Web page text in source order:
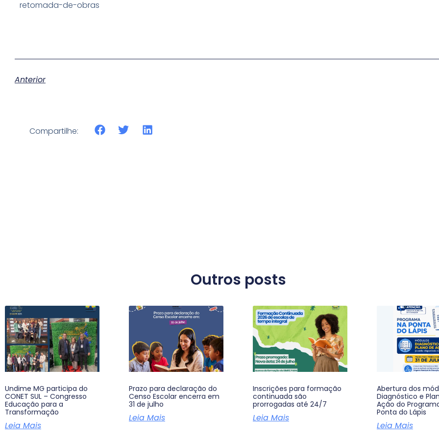
retomada-de-obras
Anterior
Compartilhe:
Outros posts
Undime MG participa do
CONET SUL – Congresso
Educação para a
Transformação
Leia Mais
Prazo para declaração do
Censo Escolar encerra em
31 de julho
Leia Mais
Inscrições para formação
continuada são
prorrogadas até 24/7
Leia Mais
Abertura dos
Diagnóstico e
Ação do
Ponta do Lápis
Leia Mais